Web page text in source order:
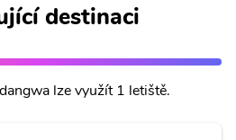
destinaci
lze využít 1 letiště.